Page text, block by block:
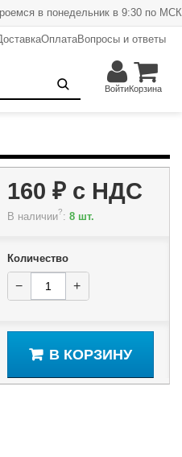
в понедельник в 9:30 по МСК
ОплатаВопросы и ответы
ВойтиКорзина
160 ₽с НДС
В наличии?: 8 шт.
Количество
− +
В КОРЗИНУ
+ В корзину